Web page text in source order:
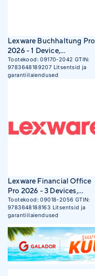
Lexware Buchhaltung Pro
2026 - 1 Device,
subscription, ESD
Tootekood:09170-2042 GTIN:
9783648189207 Litsentsid ja
garantiilaiendused
Lexware Financial Office
Pro 2026 - 3 Devices,
subscription, ESD
Tootekood:09018-2056 GTIN:
9783648188163 Litsentsid ja
garantiilaiendused